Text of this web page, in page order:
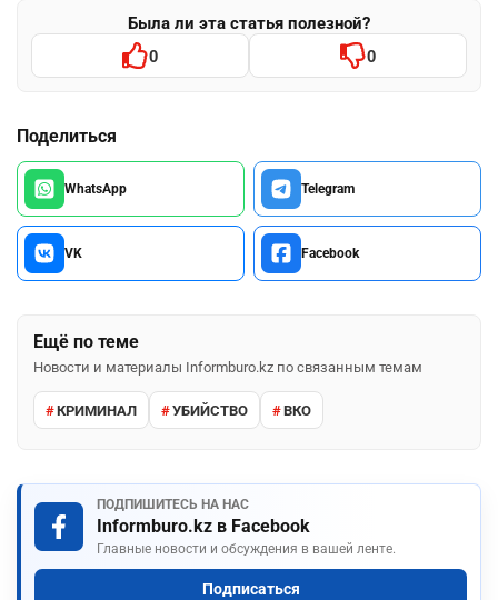
Была ли эта статья полезной?
0 0
Поделиться
WhatsApp Telegram
VK Facebook
Ещё по теме
Новости и материалы Informburo.kz по связанным темам
КРИМИНАЛ УБИЙСТВО ВКО
ПОДПИШИТЕСЬ НА НАС
Informburo.kz в Facebook
Главные новости и обсуждения в вашей ленте.
Подписаться